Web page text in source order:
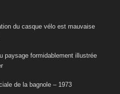
du casque vélo est mauvaise
paysage formidablement illustrée
de la bagnole – 1973